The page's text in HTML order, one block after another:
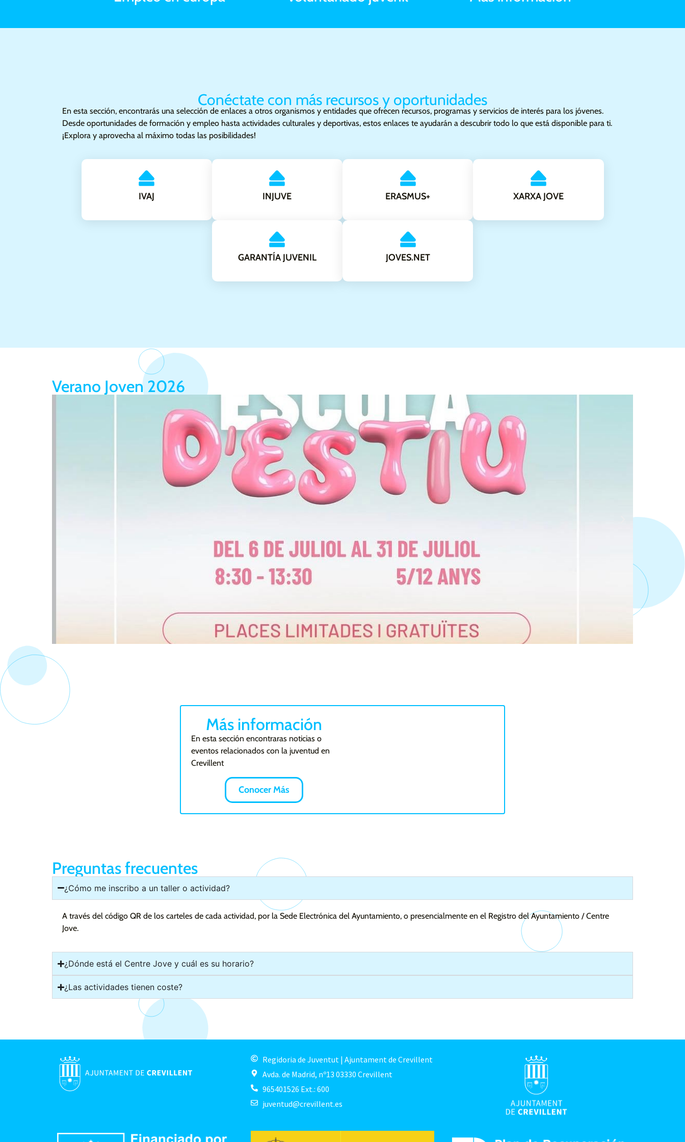
de nuestra comunidad. ¡Únete a nosotros y participa en la construcción de un futuro
mejor!
Conéctate con más recursos y oportunidades
En esta sección, encontrarás una selección de enlaces a otros organismos y entidades que ofrecen recursos, programas y servicios de interés para los jóvenes.
Desde oportunidades de formación y empleo hasta actividades culturales y deportivas, estos enlaces te ayudarán a descubrir todo lo que está disponible para ti.
¡Explora y aprovecha al máximo todas las posibilidades!
IVAJ INJUVE ERASMUS+ XARXA JOVE
GARANTÍA JUVENIL JOVES.NET
Verano Joven 2026
Más información
En esta sección encontraras noticias o
eventos relacionados con la juventud en
Crevillent
Conocer Más
Preguntas frecuentes
¿Cómo me inscribo a un taller o actividad?
A través del código QR de los carteles de cada actividad, por la Sede Electrónica del Ayuntamiento, o presencialmente en el Registro del Ayuntamiento / Centre
Jove.
¿Dónde está el Centre Jove y cuál es su horario?
¿Las actividades tienen coste?
Regidoria de Juventut | Ajuntament de Crevillent
Avda. de Madrid, nº13 03330 Crevillent
965401526 Ext.: 600
juventud@crevillent.es